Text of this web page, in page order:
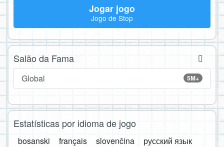
Jogar jogo
Jogo de Stop
Salão da Fama
5M+
Global
Estatísticas por idioma de jogo
bosanski français slovenčina
русский язык